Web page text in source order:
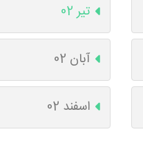
تیر 02
آبان 02
اسفند 02